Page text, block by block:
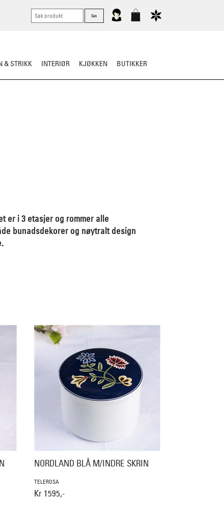
& STRIKK INTERIØR KJØKKEN BUTIKKER
er i 3 etasjer og rommer alle
bunadsdekorer og nøytralt design
NORDLAND BLÅ M/INDRE SKRIN
TELEROSA
Kr 1595,-